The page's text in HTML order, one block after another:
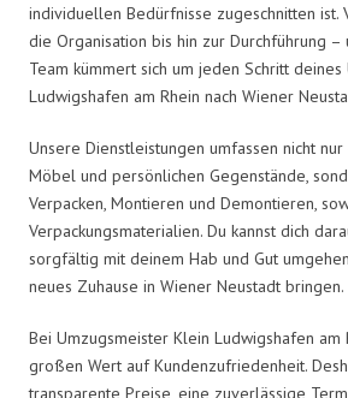
individuellen Bedürfnisse zugeschnitten ist.
die Organisation bis hin zur Durchführung
Team kümmert sich um jeden Schritt deines
Ludwigshafen am Rhein nach Wiener
Unsere Dienstleistungen umfassen nicht
Möbel und persönlichen Gegenstände,
Verpacken, Montieren und Demontieren,
Verpackungsmaterialien. Du kannst dich
sorgfältig mit deinem Hab und Gut
neues Zuhause in Wiener Neustadt bringen.
Bei Umzugsmeister Klein Ludwigshafen
großen Wert auf Kundenzufriedenheit.
transparente Preise, eine zuverlässige